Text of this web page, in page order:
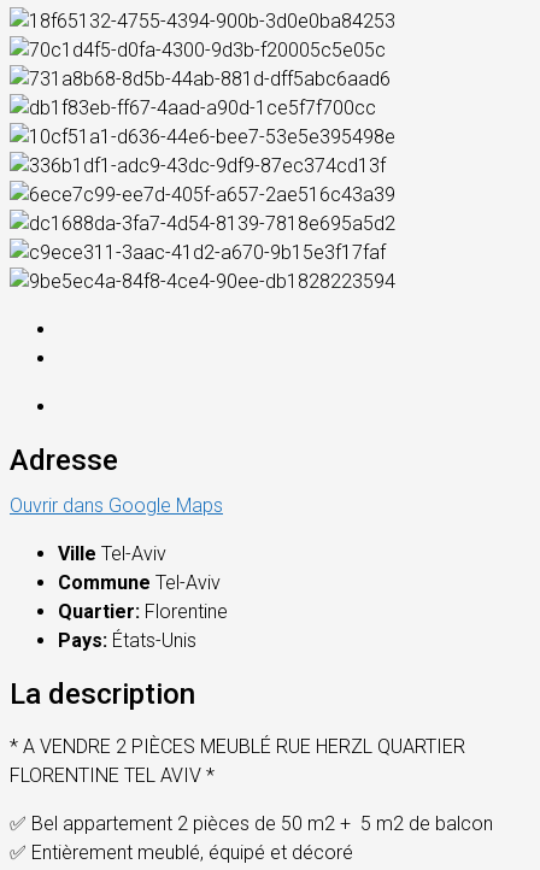
Adresse
Ouvrir dans Google Maps
Ville Tel-Aviv
Commune Tel-Aviv
Quartier: Florentine
Pays: États-Unis
La description
* A VENDRE 2 PIÈCES MEUBLÉ RUE HERZL QUARTIER
FLORENTINE TEL AVIV *
✅ Bel appartement 2 pièces de 50 m2 + 5 m2 de balcon
✅ Entièrement meublé, équipé et décoré